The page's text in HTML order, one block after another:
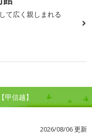
て広く親しまれる
信越】
2026/08/06 更新